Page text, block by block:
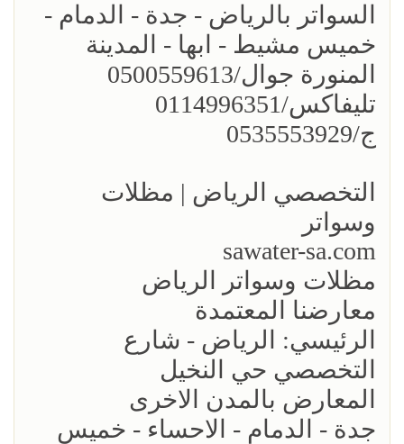
السواتر بالرياض - جدة - الدمام -
خميس مشيط - ابها - المدينة
المنورة جوال/0500559613
تليفاكس/0114996351
ج/0535553929
التخصصي الرياض | مظلات
وسواتر
sawater-sa.com
مظلات وسواتر الرياض
معارضنا المعتمدة
الرئيسي: الرياض - شارع
التخصصي حي النخيل
المعارض بالمدن الاخرى
جدة - الدمام - الاحساء - خميس